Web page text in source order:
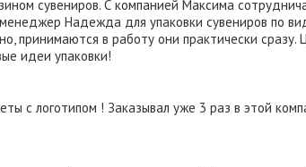
сувениров. С компанией Максима
менеджер Надежда для упаковки сувениров по
принимаются в работу они практически
идеи упаковки!
с логотипом ! Заказывал уже 3 раз в этой